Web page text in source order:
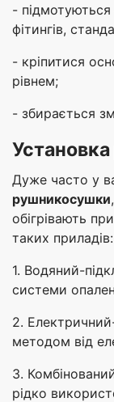
- підмотуються
фітингів,
- кріпитися
рівнем;
- збирається
Дуже часто у
рушникосушки
обігрівають
таких приладів:
1. Водяний-
системи
2.
методом від
3.
рідко